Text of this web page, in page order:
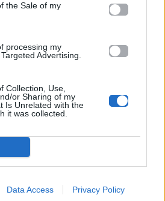
the Sale of my
processing my
Advertising.
Collection, Use,
or Sharing of my
Is Unrelated with the
it was collected.
Data Access Privacy Policy
Brown: Η γρήγορη
σε σώσει φέτος το